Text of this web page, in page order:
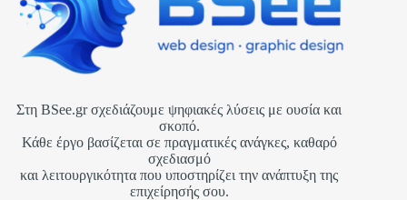
Στη BSee.gr σχεδιάζουμε ψηφιακές λύσεις με ουσία και
σκοπό.
Κάθε έργο βασίζεται σε πραγματικές ανάγκες, καθαρό
σχεδιασμό
και λειτουργικότητα που υποστηρίζει την ανάπτυξη της
επιχείρησής σου.